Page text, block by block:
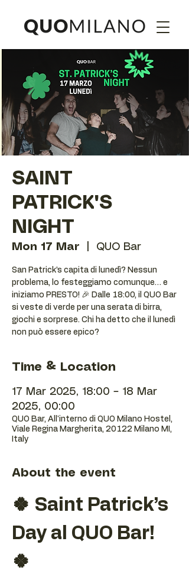
SAINT
PATRICK'S
NIGHT
Mon 17 Mar QUO Bar
San Patrick’s capita di lunedì? Nessun
problema, lo festeggiamo comunque… e
iniziamo PRESTO! 🎉 Dalle 18:00, il QUO Bar
si veste di verde per una serata di birra,
giochi e sorprese. Chi ha detto che il lunedì
non può essere epico?
Time & Location
17 Mar 2025, 18:00 – 18 Mar
2025, 00:00
QUO Bar, All'interno di QUO Milano Hostel,
Viale Regina Margherita, 20122 Milano MI,
Italy
About the event
🍀 Saint Patrick’s
Day al QUO Bar!
🍀